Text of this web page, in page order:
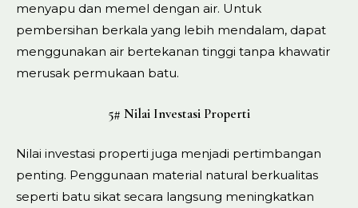
menyapu dan memel dengan air. Untuk
pembersihan berkala yang lebih mendalam, dapat
menggunakan air bertekanan tinggi tanpa khawatir
merusak permukaan batu.
5# Nilai Investasi Properti
Nilai investasi properti juga menjadi pertimbangan
penting. Penggunaan material natural berkualitas
seperti batu sikat secara langsung meningkatkan